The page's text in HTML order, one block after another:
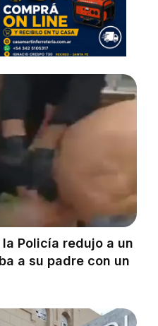
Policía redujo a un
a su padre con un